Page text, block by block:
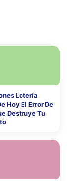
Lotería
Hoy El Error De
Destruye Tu